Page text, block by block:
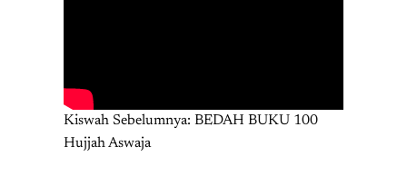
Kiswah Sebelumnya: BEDAH BUKU 100
Hujjah Aswaja